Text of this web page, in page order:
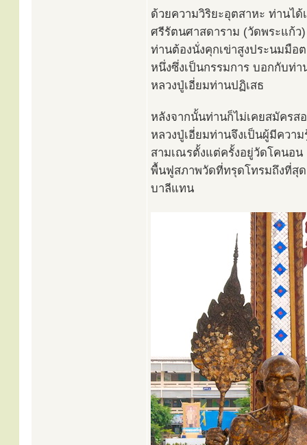
ด้วยความวิริยะอุตสาหะ ท่านไ
ศรีรัตนศาสดาราม (วัดพระแก้ว
ท่านต้องนั่งคุกเข่าสูงประนมมือ
หนึ่งซึ่งเป็นกรรมการ บอกกับท่
หลวงปู่เอี่ยมท่านปฏิเสธ
หลังจากนั้นท่านก็ไม่เคยสมัครส
หลวงปู่เอี่ยมท่านจึงเป็นผู้มีควา
สามเณรตั้งแต่ครั้งอยู่วัดโคนอ
พื้นฟูสภาพวัดที่ทรุดโทรมถึงที่สุด
บาลีแทน